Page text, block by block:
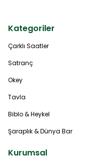
Kategoriler
Çarklı Saatler
Satranç
Okey
Tavla
Biblo & Heykel
Şaraplık & Dünya Bar
Kurumsal